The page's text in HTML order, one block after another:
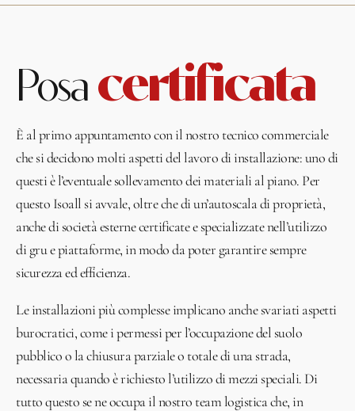
Posacertificata
È al primo appuntamento con il nostro tecnico commerciale
che si decidono molti aspetti del lavoro di installazione: uno di
questi è l’eventuale sollevamento dei materiali al piano. Per
questo Isoall si avvale, oltre che di un’autoscala di proprietà,
anche di società esterne certificate e specializzate nell’utilizzo
di gru e piattaforme, in modo da poter garantire sempre
sicurezza ed efficienza.
Le installazioni più complesse implicano anche svariati aspetti
burocratici, come i permessi per l’occupazione del suolo
pubblico o la chiusura parziale o totale di una strada,
necessaria quando è richiesto l’utilizzo di mezzi speciali. Di
tutto questo se ne occupa il nostro team logistica che, in